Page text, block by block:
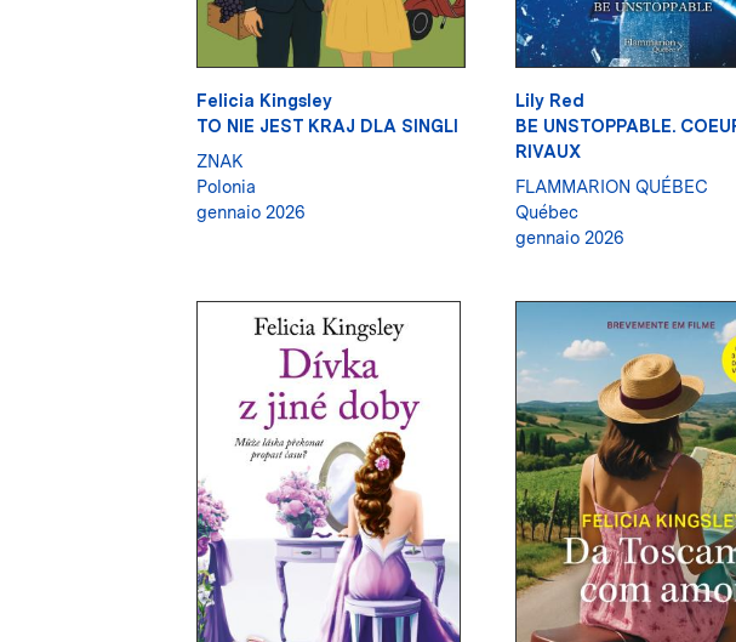
Felicia Kingsley
TO NIE JEST KRAJ DLA SINGLI
ZNAK
Polonia
gennaio 2026
Lily Red
BE UNSTOPPABLE.
RIVAUX
FLAMMARION QUÉBEC
Québec
gennaio 2026